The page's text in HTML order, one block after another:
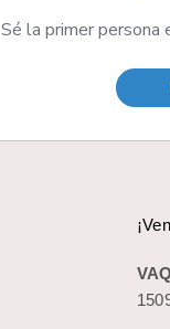
Sé la primer